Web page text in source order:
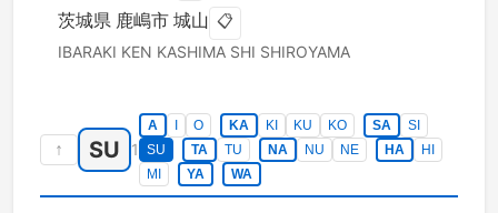
茨城県 鹿嶋市 城山 📋
IBARAKI KEN KASHIMA SHI SHIROYAMA
↑ SU 1
A O KA KI KU KO SA
SI
SU
TA TU NA NU NE HA
HI
MI
YA WA